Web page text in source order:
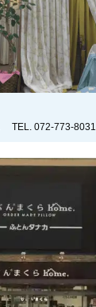
TEL. 072-773-8031